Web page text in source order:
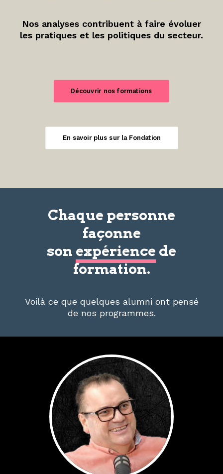
Nos analyses contribuent à faire évoluer
les pratiques et les politiques du secteur.
Découvrir nos formations
En savoir plus sur la Fondation
Chaque personne
façonne
son expérience de
formation.
Voilà ce que quelques alumni ont pensé
de nos programmes.